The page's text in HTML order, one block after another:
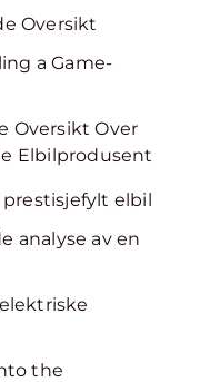
Oversikt
a Game-
Oversikt Over
Elbilprodusent
prestisjefylt elbil
analyse av en
the